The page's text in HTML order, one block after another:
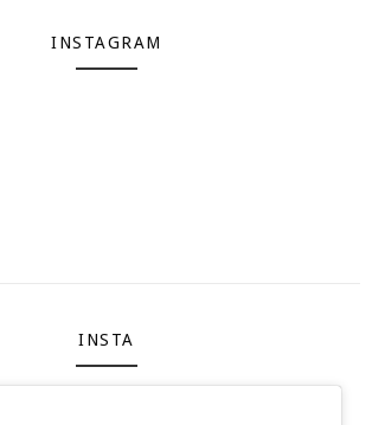
INSTAGRAM
INSTA